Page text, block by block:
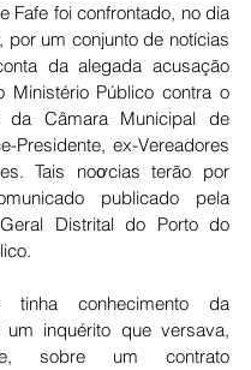
Fafe foi confrontado, no dia
por um conjunto de notícias
da alegada acusação
Ministério Público contra o
da Câmara Municipal de
Presidente, ex-Vereadores
Tais noơcias terão por
publicado pela
Distrital do Porto do
tinha conhecimento da
inquérito que versava,
sobre um contrato